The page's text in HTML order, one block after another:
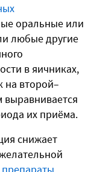
оральные или
любые другие
в яичниках,
на второй–
их приёма.
снижает